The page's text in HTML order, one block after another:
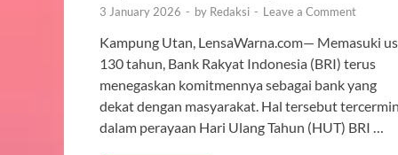
3 January 2026 - by Redaksi - Leave a Comment
Kampung Utan, LensaWarna.com— Memasuki
130 tahun, Bank Rakyat Indonesia (BRI) terus
menegaskan komitmennya sebagai bank yang
dekat dengan masyarakat. Hal tersebut
dalam perayaan Hari Ulang Tahun (HUT) BRI …